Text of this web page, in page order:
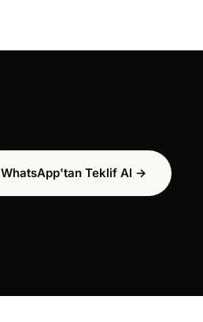
WhatsApp'tan Teklif Al →